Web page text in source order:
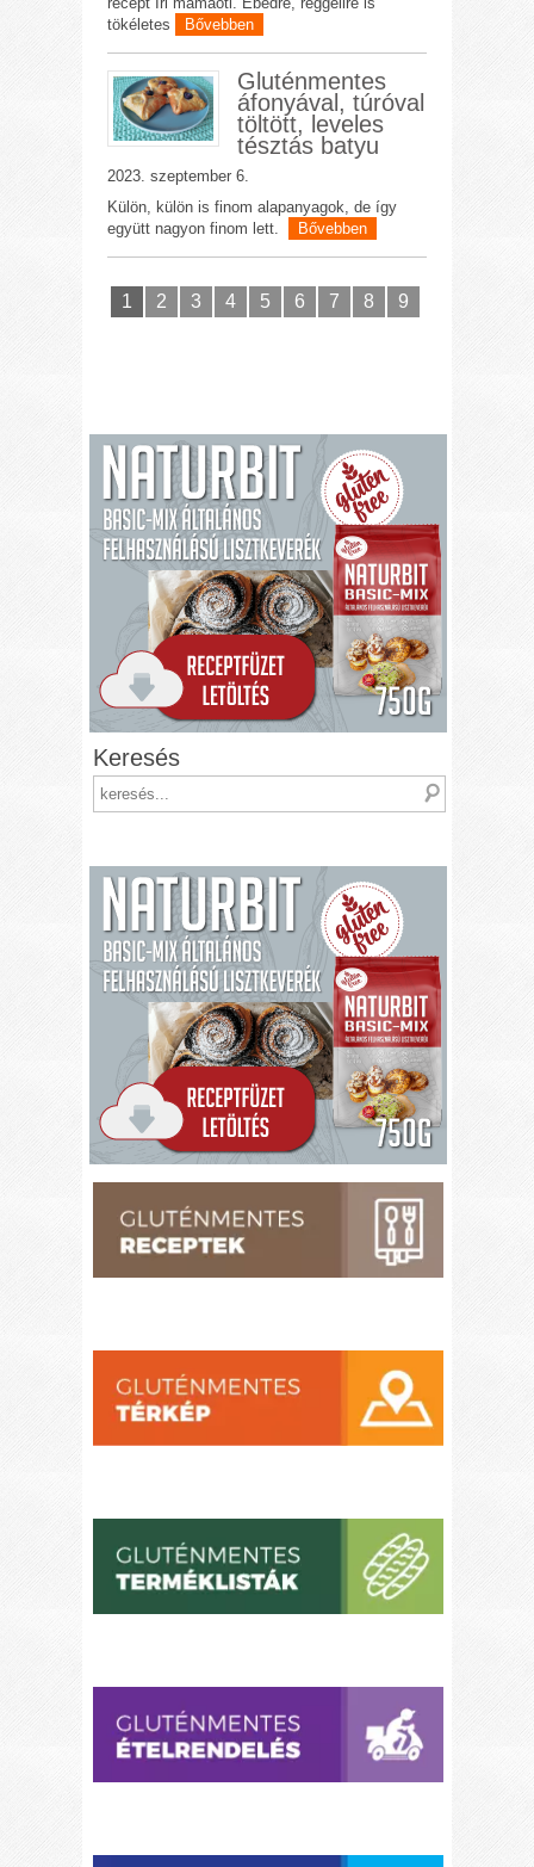
tökéletes
Bővebben
Gluténmentes
áfonyával, túróval
töltött, leveles
tésztás batyu
2023. szeptember 6.
Külön, külön is finom alapanyagok, de így
együtt nagyon finom lett.
Bővebben
1 2 3 4 5 6 7 8 9
Keresés